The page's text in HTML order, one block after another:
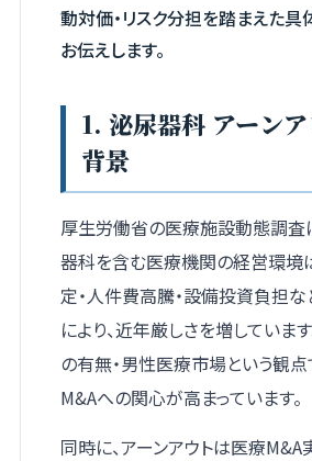
動対価・リスク分担を踏まえた
お伝えします。
1. 泌尿器科 アーン
背景
厚生労働省の医療施設動態調査
器科を含む医療機関の経営環境
定・人件費高騰・設備投資負担
により、近年厳しさを増していま
の有無・男性医療市場という観
M&Aへの関心が高まっています。
同時に、アーンアウトは医療